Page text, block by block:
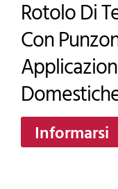
Rotolo Di
Con
Informarsi